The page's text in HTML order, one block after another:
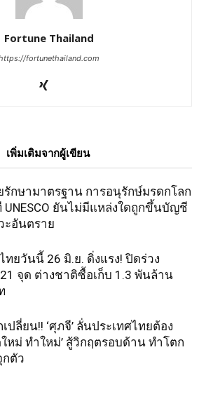
Fortune Thailand
fortunethailand.com
เพิ่มเติมจากผู้เขียน
รักษามาตรฐาน การอนุรักษ์มรดกโลก
UNESCO ยันไม่มีแหล่งใดถูกขึ้นบัญชี
ะอันตราย
ทยวันนี้ 26 มิ.ย. ดิ่งแรง! ปิดร่วง
จุด ต่างชาติซื้อเก็บ 1.3 พันล้าน
เปลี่ยน!! ‘ศุภจี’ ลั่นประเทศไทยต้อง
ใหม่ ทำใหม่’ สู้วิกฤตรอบด้าน ทำโตก
กตัว